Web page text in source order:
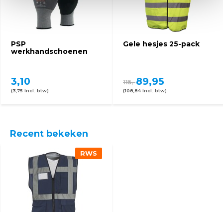
PSP
werkhandschoenen
3,10
(3,75 Incl. btw)
Gele hesjes 25-pack
115,-89,95
(108,84 Incl. btw)
Recent bekeken
RWS